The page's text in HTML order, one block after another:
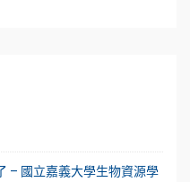
– 國立嘉義大學生物資源學